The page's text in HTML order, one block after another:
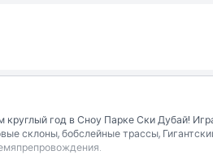
год в Сноу Парке Ски Дубай!
склоны, бобслейные трассы,